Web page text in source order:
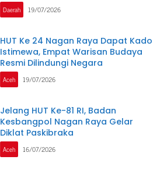
Daerah 19/07/2026
HUT Ke 24 Nagan Raya Dapat Kado
Istimewa, Empat Warisan Budaya
Resmi Dilindungi Negara
Aceh 19/07/2026
Jelang HUT Ke-81 RI, Badan
Kesbangpol Nagan Raya Gelar
Diklat Paskibraka
Aceh 16/07/2026